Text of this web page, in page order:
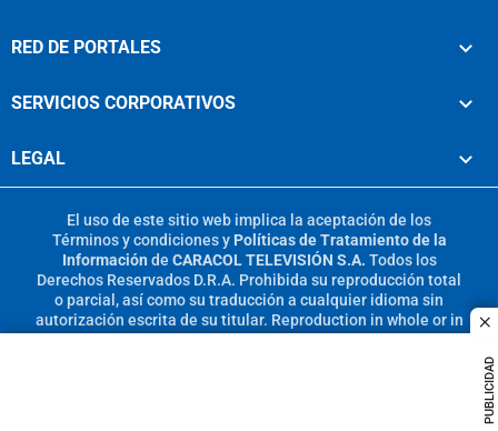
PUBLICIDAD
RED DE PORTALES
SERVICIOS CORPORATIVOS
LEGAL
El uso de este sitio web implica la aceptación de los
Términos y condicionesy Políticas de Tratamiento de la
Información de CARACOL TELEVISIÓN S.A. Todos los
Derechos Reservados D.R.A. Prohibida su reproducción total
o parcial, así como su traducción a cualquier idioma sin
autorización escrita de su titular. Reproduction in whole or in